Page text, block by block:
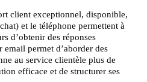
client exceptionnel, disponible,
et le téléphone permettent à
d’obtenir des réponses
email permet d’aborder des
au service clientèle plus de
efficace et de structurer ses